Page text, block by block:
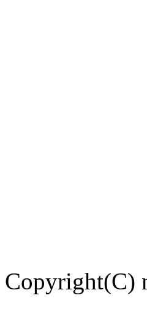
Copyright(C)